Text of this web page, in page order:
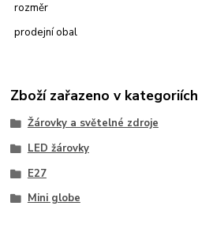
rozměr
prodejní obal
Zboží zařazeno v kategoriích
Žárovky a světelné zdroje
LED žárovky
E27
Mini globe